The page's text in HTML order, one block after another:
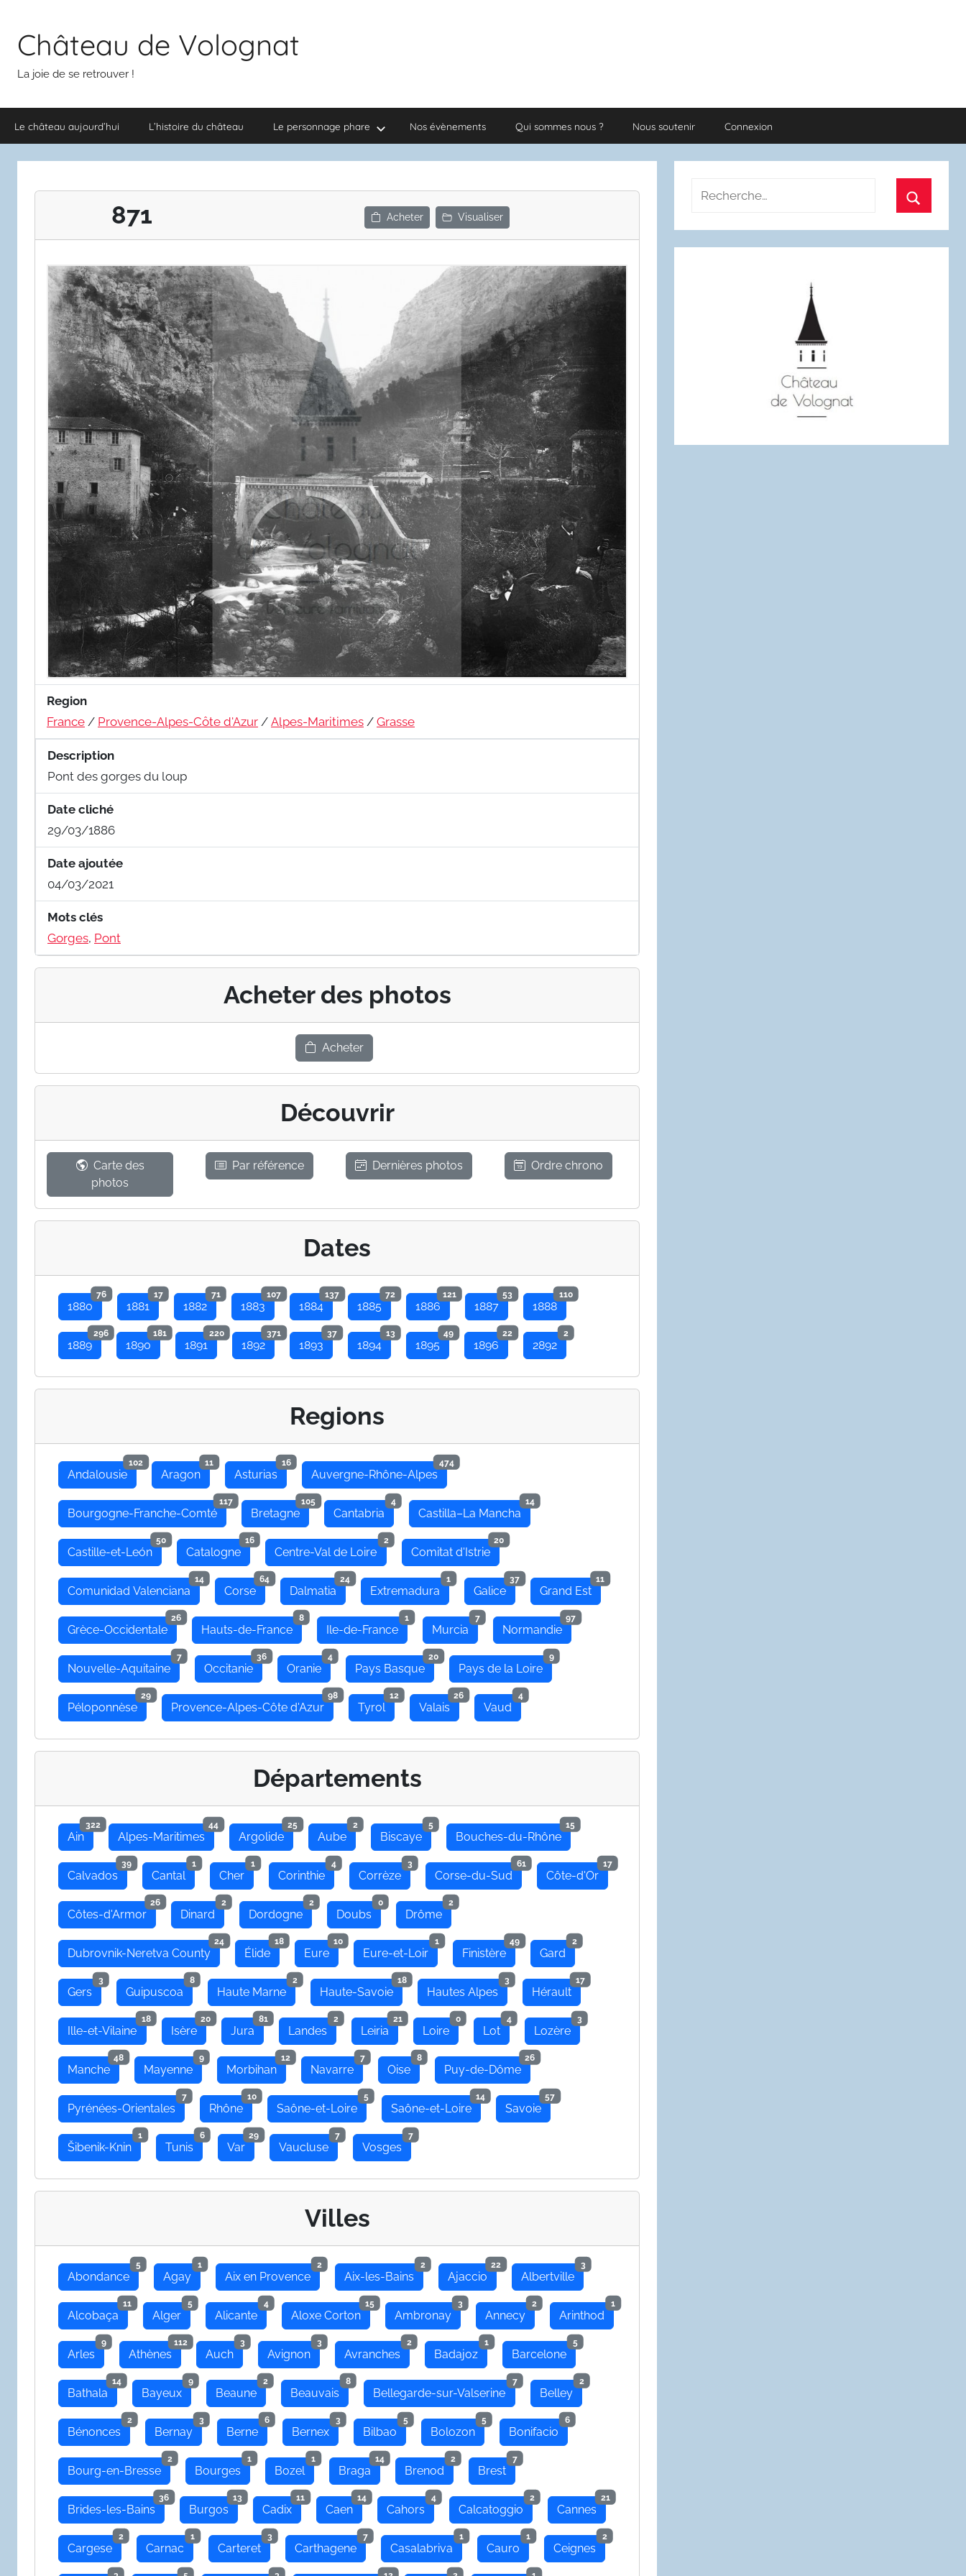
contenuChâteau de Volognat
La joie de se retrouver !
Le château aujourd’hui L’histoire du château Le personnage phare Nos évènements Qui sommes nous ? Nous soutenir Connexion
871 Acheter Visualiser
Region
France / Provence-Alpes-Côte d'Azur / Alpes-Maritimes / Grasse
Description
Pont des gorges du loup
Date cliché
29/03/1886
Date ajoutée
04/03/2021
Mots clés
Gorges, Pont
Acheter des photos
Acheter
Découvrir
Carte des
photos
Par référence Dernières photos Ordre chrono
Dates
1880
76
1881
17
1882
71
1883
107
1884
137
1885
72
1886
121
1887
53
1888
110
1889
296
1890
181
1891
220
1892
371
1893
37
1894
13
1895
49
1896
22
2892
2
Regions
Andalousie
102
Aragon
11
Asturias
16
Auvergne-Rhône-Alpes
474
Bourgogne-Franche-Comté
117
Bretagne
105
Cantabria
4
Castilla–La Mancha
14
Castille-et-León
50
Catalogne
16
Centre-Val de Loire
2
Comitat d'Istrie
20
Comunidad Valenciana
14
Corse
64
Dalmatia
24
Extremadura
1
Galice
37
Grand Est
11
Grèce-Occidentale
26
Hauts-de-France
8
Ile-de-France
1
Murcia
7
Normandie
97
Nouvelle-Aquitaine
7
Occitanie
36
Oranie
4
Pays Basque
20
Pays de la Loire
9
Péloponnèse
29
Provence-Alpes-Côte d'Azur
98
Tyrol
12
Valais
26
Vaud
4
Départements
Ain
322
Alpes-Maritimes
44
Argolide
25
Aube
2
Biscaye
5
Bouches-du-Rhône
15
Calvados
39
Cantal
1
Cher
1
Corinthie
4
Corrèze
3
Corse-du-Sud
61
Côte-d'Or
17
Côtes-d'Armor
26
Dinard
2
Dordogne
2
Doubs
0
Drôme
2
Dubrovnik-Neretva County
24
Élide
18
Eure
10
Eure-et-Loir
1
Finistère
49
Gard
2
Gers
3
Guipuscoa
8
Haute Marne
2
Haute-Savoie
18
Hautes Alpes
3
Hérault
17
Ille-et-Vilaine
18
Isère
20
Jura
81
Landes
2
Leiria
21
Loire
0
Lot
4
Lozère
3
Manche
48
Mayenne
9
Morbihan
12
Navarre
7
Oise
8
Puy-de-Dôme
26
Pyrénées-Orientales
7
Rhône
10
Saône-et-Loire
5
Saône-et-Loire
14
Savoie
57
Šibenik-Knin
1
Tunis
6
Var
29
Vaucluse
7
Vosges
7
Villes
Abondance
5
Agay
1
Aix en Provence
2
Aix-les-Bains
2
Ajaccio
22
Albertville
3
Alcobaça
11
Alger
5
Alicante
4
Aloxe Corton
15
Ambronay
3
Annecy
2
Arinthod
1
Arles
9
Athènes
112
Auch
3
Avignon
3
Avranches
2
Badajoz
1
Barcelone
5
Bathala
14
Bayeux
9
Beaune
2
Beauvais
8
Bellegarde-sur-Valserine
7
Belley
2
Bénonces
2
Bernay
3
Berne
6
Bernex
3
Bilbao
5
Bolozon
5
Bonifacio
6
Bourg-en-Bresse
2
Bourges
1
Bozel
1
Braga
14
Brenod
2
Brest
7
Brides-les-Bains
36
Burgos
13
Cadix
11
Caen
14
Cahors
4
Calcatoggio
2
Cannes
21
Cargese
2
Carnac
1
Carteret
3
Carthagene
7
Casalabriva
1
Cauro
1
Ceignes
2
Recherche
: